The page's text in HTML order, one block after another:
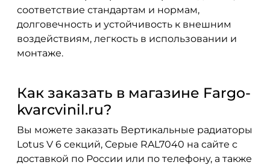
соответствие стандартам и нормам,
долговечность и устойчивость к внешним
воздействиям, легкость в использовании и
монтаже.
Как заказать в магазине Fargo-
kvarcvinil.ru?
Вы можете заказать Вертикальные радиаторы
Lotus V 6 секций, Серые RAL7040 на сайте с
доставкой по России или по телефону, а также